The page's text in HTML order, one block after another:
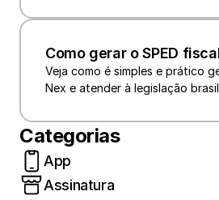
Como gerar o SPED
Veja como é simples e prático
Nex e atender à legislação
Categorias
App
Assinatura